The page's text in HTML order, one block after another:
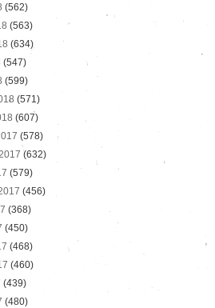
(562)
(563)
(634)
(547)
(599)
(571)
(607)
(578)
(632)
(579)
(456)
(368)
(450)
(468)
(460)
(439)
(480)